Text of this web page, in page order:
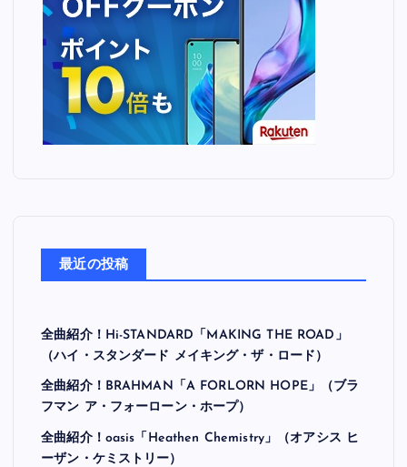
最近の投稿
全曲紹介！Hi-STANDARD「MAKING THE ROAD」
（ハイ・スタンダード メイキング・ザ・ロード）
全曲紹介！BRAHMAN「A FORLORN HOPE」（ブラ
フマン ア・フォーローン・ホープ）
全曲紹介！oasis「Heathen Chemistry」（オアシス ヒ
ーザン・ケミストリー）